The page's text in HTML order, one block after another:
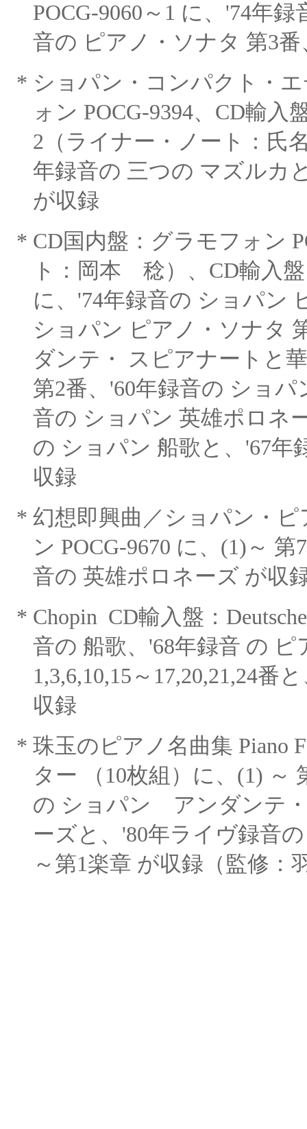
POCG-9060～1 に、'74年録
音の ピアノ・ソナタ 第3
* ショパン・コンパクト・
ォン POCG-9394、CD輸入
2（ライナー・ノート：氏
年録音の 三つの マズルカ
が収録
* CD国内盤：グラモフォン
ト：岡本 稔）、CD輸入
に、'74年録音の ショパン
ショパン ピアノ・ソナタ
ダンテ・
スピアナートと
第2番、'60年録音の ショパ
音の ショパン 英雄ポロネ
の ショパン 船歌と、'67年
収録
* 幻想即興曲／ショパン・ピ
ン POCG-9670 に、(1)～ 第
音の 英雄ポロネーズ が収
* Chopin CD輸入盤：
音の 船歌、'68年録音 の ピ
1,3,6,10,15～17,20,21,24番
収録
* 珠玉のピアノ名曲集 Piano
ター （10枚組）に、(1) ～
の ショパン アンダンテ
ーズと、 '80年ライヴ録音
～第1楽章 が収録（監修：